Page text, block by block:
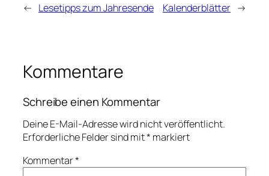
← Lesetipps zum Jahresende Kalenderblätter →
Kommentare
Schreibe einen Kommentar
Deine E-Mail-Adresse wird nicht veröffentlicht.
Erforderliche Felder sind mit* markiert
Kommentar*